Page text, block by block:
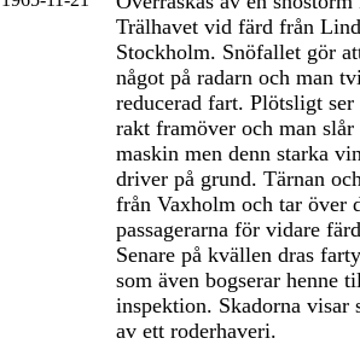
Trälhavet vid färd från
Stockholm. Snöfallet gör
något på radarn och man
reducerad fart. Plötsligt
rakt framöver och man
maskin men denn starka
driver på grund. Tärnan
från Vaxholm och tar över
passagerarna för vidare
Senare på kvällen dras
som även bogserar henne
inspektion. Skadorna visar
av ett roderhaveri.